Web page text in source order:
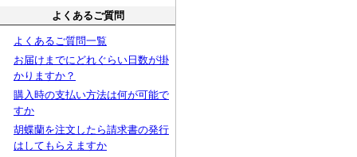
よくあるご質問
よくあるご質問一覧
お届けまでにどれぐらい日数が掛
かりますか？
購入時の支払い方法は何が可能で
すか
胡蝶蘭を注文したら請求書の発行
はしてもらえますか